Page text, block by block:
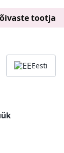
tootja
Eesti